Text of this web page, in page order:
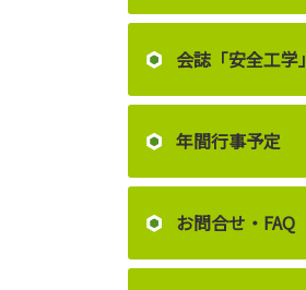
会誌「安全工学」
年間行事予定
お問合せ・FAQ